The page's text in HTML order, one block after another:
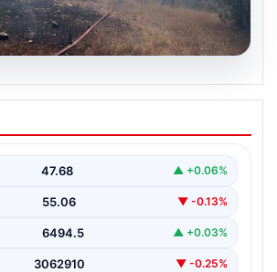
yangını kontrol altında
47.68 ▲ +0.06%
55.06 ▼ -0.13%
6494.5 ▲ +0.03%
3062910 ▼ -0.25%